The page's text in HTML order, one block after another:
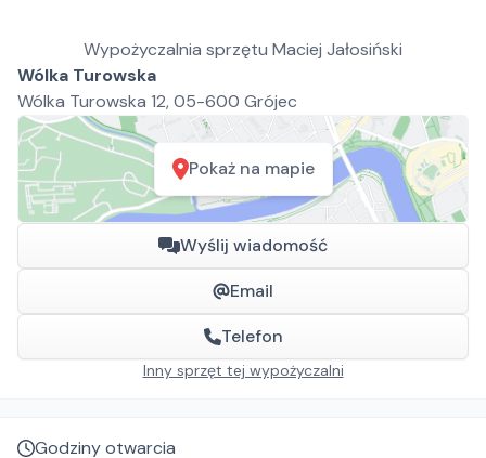
Wypożyczalnia sprzętu Maciej Jałosiński
Wólka Turowska
Wólka Turowska 12, 05-600 Grójec
Pokaż na mapie
Wyślij wiadomość
Email
Telefon
Inny sprzęt tej wypożyczalni
Godziny otwarcia